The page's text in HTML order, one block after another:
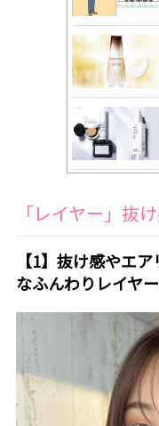
「レイヤー」抜
【1】抜け感やエ
なふんわりレイヤ